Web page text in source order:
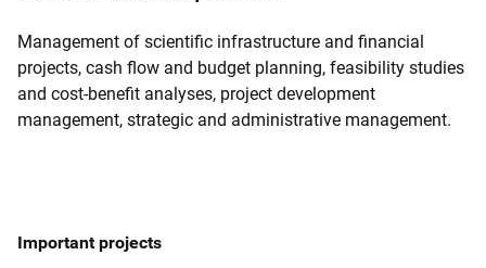
Management of scientific infrastructure and financial
projects, cash flow and budget planning, feasibility studies
and cost-benefit analyses, project development
management, strategic and administrative management.
Important projects